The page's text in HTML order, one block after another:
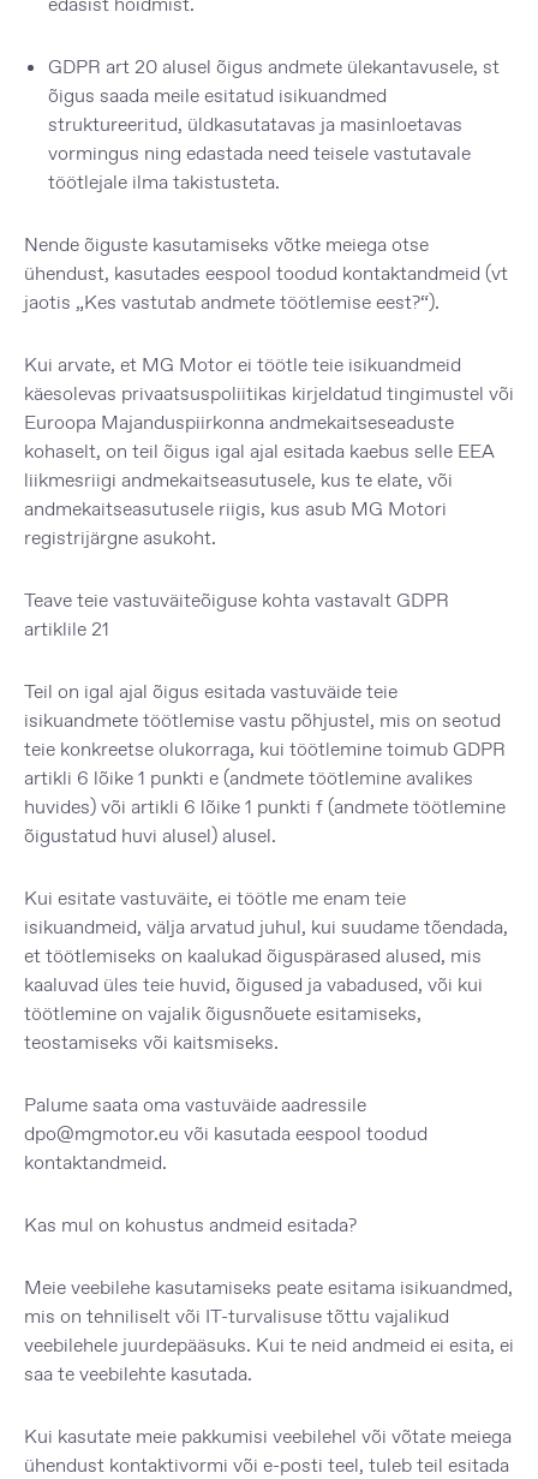
GDPR art 20 alusel õigus andmete ülekantavusele, st
õigus saada meile esitatud isikuandmed
struktureeritud, üldkasutatavas ja masinloetavas
vormingus ning edastada need teisele vastutavale
töötlejale ilma takistusteta.
Nende õiguste kasutamiseks võtke meiega otse
ühendust, kasutades eespool toodud kontaktandmeid (vt
jaotis „Kes vastutab andmete töötlemise eest?“).
Kui arvate, et MG Motor ei töötle teie isikuandmeid
käesolevas privaatsuspoliitikas kirjeldatud tingimustel või
Euroopa Majanduspiirkonna andmekaitseseaduste
kohaselt, on teil õigus igal ajal esitada kaebus selle EEA
liikmesriigi andmekaitseasutusele, kus te elate, või
andmekaitseasutusele riigis, kus asub MG Motori
registrijärgne asukoht.
Teave teie vastuväiteõiguse kohta vastavalt GDPR
artiklile 21
Teil on igal ajal õigus esitada vastuväide teie
isikuandmete töötlemise vastu põhjustel, mis on seotud
teie konkreetse olukorraga, kui töötlemine toimub GDPR
artikli 6 lõike 1 punkti e (andmete töötlemine avalikes
huvides) või artikli 6 lõike 1 punkti f (andmete töötlemine
õigustatud huvi alusel) alusel.
Kui esitate vastuväite, ei töötle me enam teie
isikuandmeid, välja arvatud juhul, kui suudame tõendada,
et töötlemiseks on kaalukad õiguspärased alused, mis
kaaluvad üles teie huvid, õigused ja vabadused, või kui
töötlemine on vajalik õigusnõuete esitamiseks,
teostamiseks või kaitsmiseks.
Palume saata oma vastuväide aadressile
dpo@mgmotor.eu või kasutada eespool toodud
kontaktandmeid.
Kas mul on kohustus andmeid esitada?
Meie veebilehe kasutamiseks peate esitama isikuandmed,
mis on tehniliselt või IT-turvalisuse tõttu vajalikud
veebilehele juurdepääsuks. Kui te neid andmeid ei esita, ei
saa te veebilehte kasutada.
Kui kasutate meie pakkumisi veebilehel või võtate meiega
ühendust kontaktivormi või e-posti teel, tuleb teil esitada